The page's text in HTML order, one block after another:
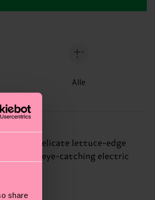
share
Alle
and a delicate lettuce-edge
a bright, eye-catching electric